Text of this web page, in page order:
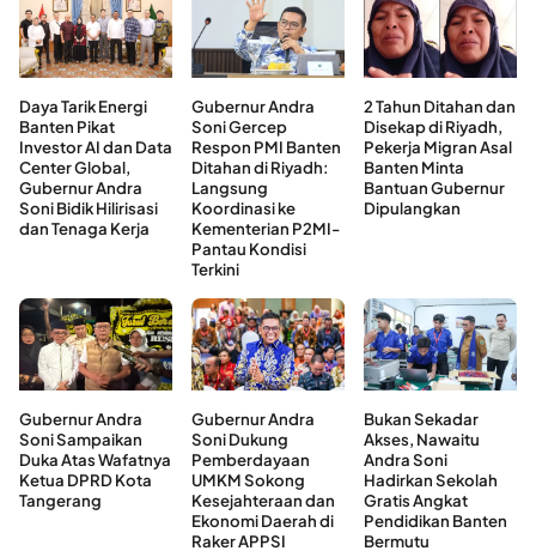
Daya Tarik Energi
Banten Pikat
Investor AI dan Data
Center Global,
Gubernur Andra
Soni Bidik Hilirisasi
dan Tenaga Kerja
Gubernur Andra
Soni Gercep
Respon PMI Banten
Ditahan di Riyadh:
Langsung
Koordinasi ke
Kementerian P2MI-
Pantau Kondisi
Terkini
2 Tahun Ditahan dan
Disekap di Riyadh,
Pekerja Migran Asal
Banten Minta
Bantuan Gubernur
Dipulangkan
Gubernur Andra
Soni Sampaikan
Duka Atas Wafatnya
Ketua DPRD Kota
Tangerang
Gubernur Andra
Soni Dukung
Pemberdayaan
UMKM Sokong
Kesejahteraan dan
Ekonomi Daerah di
Raker APPSI
Bukan Sekadar
Akses, Nawaitu
Andra Soni
Hadirkan Sekolah
Gratis Angkat
Pendidikan Banten
Bermutu